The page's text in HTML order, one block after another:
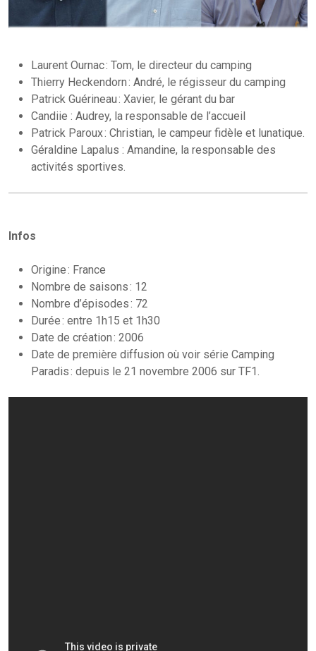
Laurent Ournac : Tom, le directeur du camping
Thierry Heckendorn : André, le régisseur du camping
Patrick Guérineau : Xavier, le gérant du bar
Candiie : Audrey, la responsable de l’accueil
Patrick Paroux : Christian, le campeur fidèle et lunatique.
Géraldine Lapalus : Amandine, la responsable des
activités sportives.
Infos
Origine : France
Nombre de saisons : 12
Nombre d’épisodes : 72
Durée : entre 1h15 et 1h30
Date de création : 2006
Date de première diffusion où voir série Camping
Paradis : depuis le 21 novembre 2006 sur TF1.